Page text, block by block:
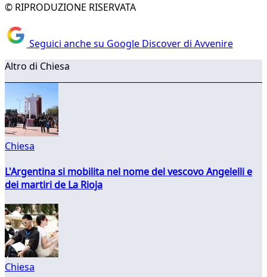
© RIPRODUZIONE RISERVATA
Seguici anche su Google Discover di Avvenire
Altro di Chiesa
Chiesa
L'Argentina si mobilita nel nome del vescovo Angelelli e
dei martiri de La Rioja
Chiesa